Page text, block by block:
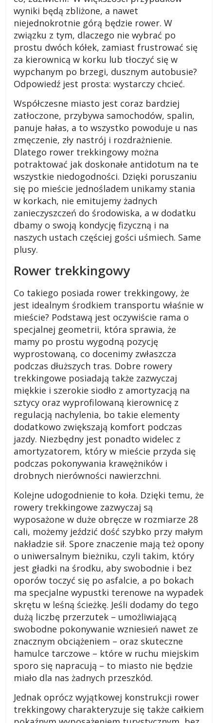
g
c
z
a
r
o
d
z
e
s
k
w
e
s
k
o
m
e
s
wyniki będą zbliżone, a nawet
niejednokrotnie górą będzie rower. W
związku z tym, dlaczego nie wybrać po
prostu dwóch kółek, zamiast frustrować się
za kierownicą w korku lub tłoczyć się w
wypchanym po brzegi, dusznym autobusie?
Odpowiedź jest prosta: wystarczy chcieć.
Współczesne miasto jest coraz bardziej
zatłoczone, przybywa samochodów, spalin,
panuje hałas, a to wszystko powoduje u nas
zmęczenie, zły nastrój i rozdrażnienie.
Dlatego rower trekkingowy można
potraktować jak doskonałe antidotum na te
wszystkie niedogodności. Dzięki poruszaniu
się po mieście jednośladem unikamy stania
w korkach, nie emitujemy żadnych
zanieczyszczeń do środowiska, a w dodatku
dbamy o swoją kondycję fizyczną i na
naszych ustach częściej gości uśmiech. Same
plusy.
Rower trekkingowy
Co takiego posiada rower trekkingowy, że
jest idealnym środkiem transportu właśnie w
mieście? Podstawą jest oczywiście rama o
specjalnej geometrii, która sprawia, że
mamy po prostu wygodną pozycję
wyprostowaną, co docenimy zwłaszcza
podczas dłuższych tras. Dobre rowery
trekkingowe posiadają także zazwyczaj
miękkie i szerokie siodło z amortyzacją na
sztycy oraz wyprofilowaną kierownicę z
regulacją nachylenia, bo takie elementy
dodatkowo zwiększają komfort podczas
jazdy. Niezbędny jest ponadto widelec z
amortyzatorem, który w mieście przyda się
podczas pokonywania krawężników i
drobnych nierówności nawierzchni.
Kolejne udogodnienie to koła. Dzięki temu, że
rowery trekkingowe zazwyczaj są
wyposażone w duże obręcze w rozmiarze 28
cali, możemy jeździć dość szybko przy małym
nakładzie sił. Spore znaczenie mają też opony
o uniwersalnym bieżniku, czyli takim, który
jest gładki na środku, aby swobodnie i bez
oporów toczyć się po asfalcie, a po bokach
ma specjalne wypustki terenowe na wypadek
skrętu w leśną ścieżkę. Jeśli dodamy do tego
dużą liczbę przerzutek – umożliwiającą
swobodne pokonywanie wzniesień nawet ze
znacznym obciążeniem – oraz skuteczne
hamulce tarczowe – które w ruchu miejskim
sporo się napracują – to miasto nie będzie
miało dla nas żadnych przeszkód.
Jednak oprócz wyjątkowej konstrukcji rower
trekkingowy charakteryzuje się także całkiem